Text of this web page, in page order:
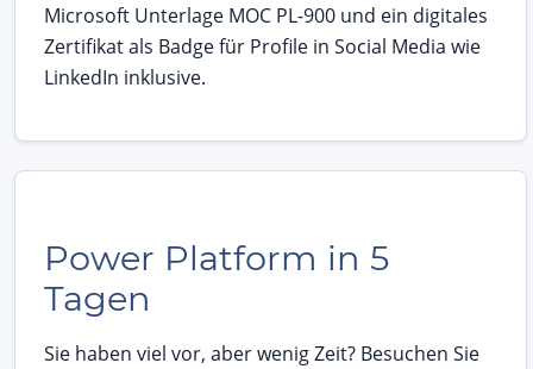
Microsoft Unterlage MOC PL-900 und ein digitales
Zertifikat als Badge für Profile in Social Media wie
LinkedIn inklusive.
Power Platform in 5
Tagen
Sie haben viel vor, aber wenig Zeit? Besuchen Sie